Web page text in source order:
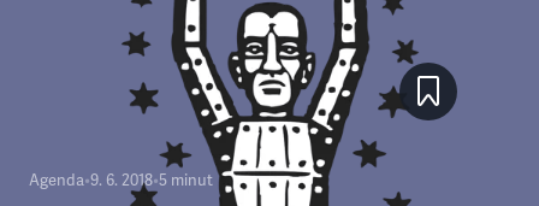
Agenda•9. 6. 2018•5 minut